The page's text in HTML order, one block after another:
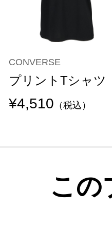
CONVERSE
プリントTシャツ
¥4,510 （税込）
この